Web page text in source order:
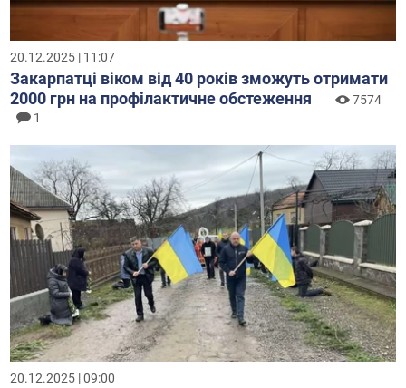
20.12.2025 | 11:07
Закарпатці віком від 40 років зможуть отримати
2000 грн на профілактичне обстеження
7574
1
20.12.2025 | 09:00